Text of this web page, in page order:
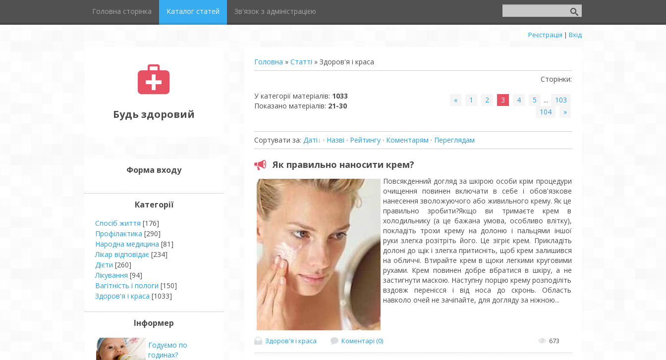
Головна сторінка Каталог статей Зв'язок з адміністрацією
Реєстрація | Вхід
Будь здоровий
Головна » Статті » Здоров'я і краса
У категорії матеріалів: 1033
Показано матеріалів: 21-30
Сторінки:
« 1 2 3 4 5 ...
103
104
»
Сортувати за: Даті · Назві · Рейтингу· Коментарям · Переглядам
Як правильно наносити крем?
Повсякденний догляд за шкірою особи крім процедури
очищення повинен включати в себе і обов'язкове
нанесення зволожуючого або живильного крему. Як це
правильно зробити?Якщо ви тримаєте крем в
холодильнику (а це бажана умова, особливо влітку),
покладіть трохи крему на долоню і пальцями іншої
руки злегка розітріть його. Це зігріє крем. Прикладіть
долоні до щік і злегка притисніть, щоб крем залишився
на обличчі. Втирайте крем в щоки легкими круговими
рухами. Крем повинен добре вбратися в шкіру, а не
застигнути маскою. Наступну порцію крему розподіліть
вздовж перенісся і від носа до скронь. Область
навколо очей не зачіпайте, для догляду за ніжною...
673
Здоров'я і краса Коментарі (0)
Форма входу
Категорії
Спосіб життя [176]
Профілактика [290]
Народна медицина [81]
Лікар відповідає [234]
Дієти [260]
Лікування [94]
Вагітність і пологи [150]
Здоров'я і краса [1033]
Інформер
Годуємо по
годинах?